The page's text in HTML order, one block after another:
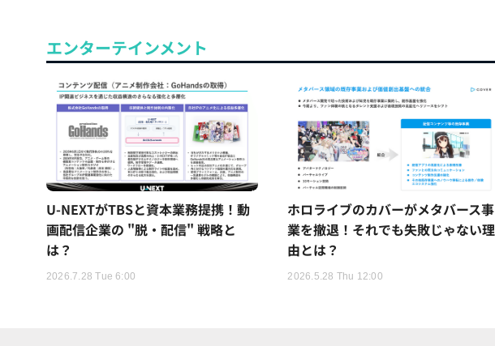
エンターテインメント
U-NEXTがTBSと資本業務提携！動
画配信企業の "脱・配信" 戦略と
は？
2026.7.28 Tue 6:00
ホロライブのカバーがメタバース事
業を撤退！それでも失敗じゃない理
由とは？
2026.5.28 Thu 12:00